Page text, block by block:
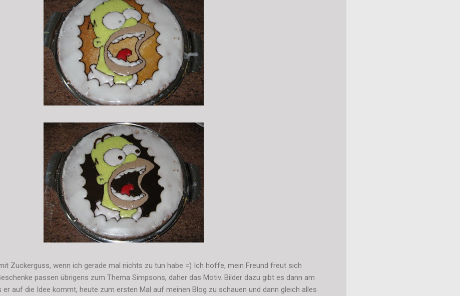
Zuckerguss, wenn ich gerade mal nichts zu tun habe =) Ich hoffe, mein Freund freut sich
passen übrigens zum Thema Simpsons, daher das Motiv. Bilder dazu gibt es dann am
er auf die Idee kommt, heute zum ersten Mal auf meinen Blog zu schauen und dann gleich alles